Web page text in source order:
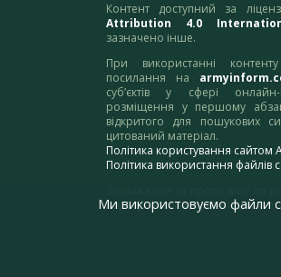
Контент доступний за
Attribution 4.0
зазначено інше.
При використанні
посилання на
суб’єктів у сфері
розміщення у першому
відкритого для пошукових
цитований матеріал.
Політика користування сайтом
Політика використання файлів
адресу:
Ми використовуємо файли